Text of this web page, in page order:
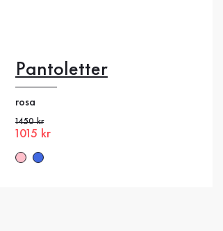
Pantoletter
rosa
Gammalt pris
1450 kr
Nytt pris
1015 kr